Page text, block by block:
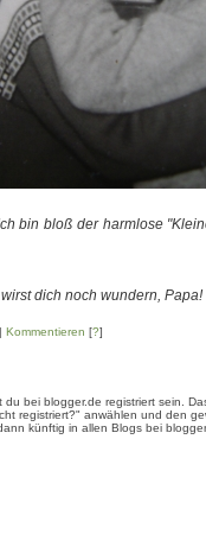
bin bloß der harmlose
dich noch wundern, Papa!
Kommentieren [?]
bei blogger.de registriert sein.
registriert?" anwählen und den
künftig in allen Blogs bei